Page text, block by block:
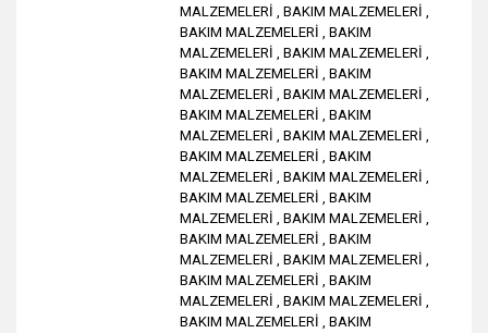
MALZEMELERİ ,BAKIM MALZEMELERİ ,
BAKIM MALZEMELERİ ,BAKIM
MALZEMELERİ ,BAKIM MALZEMELERİ ,
BAKIM MALZEMELERİ ,BAKIM
MALZEMELERİ ,BAKIM MALZEMELERİ ,
BAKIM MALZEMELERİ ,BAKIM
MALZEMELERİ ,BAKIM MALZEMELERİ ,
BAKIM MALZEMELERİ ,BAKIM
MALZEMELERİ ,BAKIM MALZEMELERİ ,
BAKIM MALZEMELERİ ,BAKIM
MALZEMELERİ ,BAKIM MALZEMELERİ ,
BAKIM MALZEMELERİ ,BAKIM
MALZEMELERİ ,BAKIM MALZEMELERİ ,
BAKIM MALZEMELERİ ,BAKIM
MALZEMELERİ ,BAKIM MALZEMELERİ ,
BAKIM MALZEMELERİ ,BAKIM